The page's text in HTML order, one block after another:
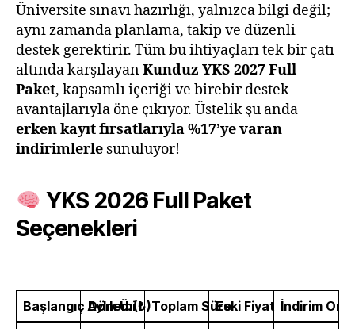
Üniversite sınavı hazırlığı, yalnızca bilgi değil;
aynı zamanda planlama, takip ve düzenli
destek gerektirir. Tüm bu ihtiyaçları tek bir çatı
altında karşılayanKunduz YKS 2027 Full
Paket, kapsamlı içeriği ve birebir destek
avantajlarıyla öne çıkıyor. Üstelik şu anda
erken kayıt fırsatlarıyla %17’ye varan
indirimlerle sunuluyor!
YKS 2026 Full Paket
Seçenekleri
Başlangıç Dönemi
Aylık Ü. (₺)Toplam SüreEski Fiyat İndirim